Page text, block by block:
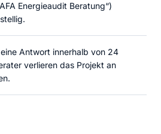
Energieaudit Beratung“)
Antwort innerhalb von 24
verlieren das Projekt an